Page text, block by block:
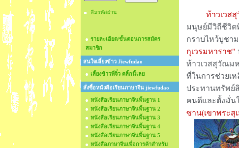
ลืมรหัสผ่าน
รายละเอียด/ขั้นตอนการสมัคร
สมาชิก
สนใจเลี้ยงข้าว Jiewfudao
เลี้ยงข้าวพี่จิ๋ว คลิ้กนี้เลย
สั่งซื้อหนังสือเรียนภาษาจีน jiewfudao
หนังสือเรียนภาษาจีนพื้นฐาน 1
หนังสือเรียนภาษาจีนพื้นฐาน 2
หนังสือเรียนภาษาจีนพื้นฐาน 3
หนังสือเรียนภาษาจีนพื้นฐาน 4
หนังสือเรียนภาษาจีนพื้นฐาน 5
หนังสือภาษาจีนเพื่อการค้าสำหรับ
ท้าวเวสสุ
มนุษย์มีวิถีชีวิต
กราบไหว้บูชา
กุเวรมหาราช"
ท้าวเวสสุวัณม
ที่ในการช่วยเ
ประทานทรัพย์
คนดีและตั้งมั่น
ซาน(เขาพระสุ